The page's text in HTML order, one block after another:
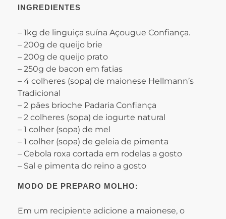
INGREDIENTES
– 1kg de linguiça suína Açougue Confiança.
– 200g de queijo brie
– 200g de queijo prato
– 250g de bacon em fatias
– 4 colheres (sopa) de maionese Hellmann’s
Tradicional
– 2 pães brioche Padaria Confiança
– 2 colheres (sopa) de iogurte natural
– 1 colher (sopa) de mel
– 1 colher (sopa) de geleia de pimenta
– Cebola roxa cortada em rodelas a gosto
– Sal e pimenta do reino a gosto
MODO DE PREPARO MOLHO:
Em um recipiente adicione a maionese, o